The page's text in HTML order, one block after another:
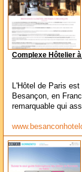
Complexe Hôtelier
L'Hôtel de Paris
Besançon, en
remarquable qui